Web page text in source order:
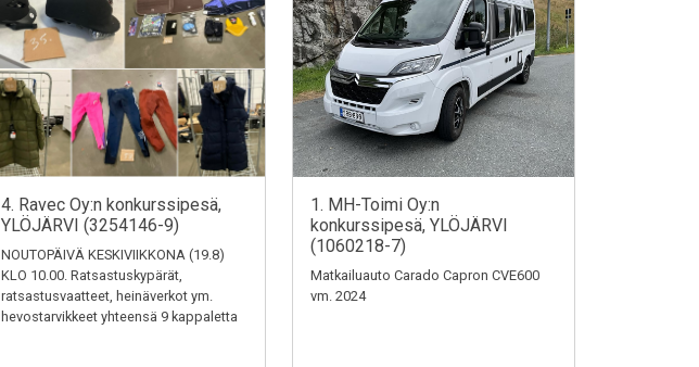
4. Ravec Oy:n konkurssipesä,
YLÖJÄRVI (3254146-9)
NOUTOPÄIVÄ KESKIVIIKKONA (19.8)
KLO 10.00. Ratsastuskypärät,
ratsastusvaatteet, heinäverkot ym.
hevostarvikkeet yhteensä 9 kappaletta
1. MH-Toimi Oy:n
konkurssipesä, YLÖJÄRVI
(1060218-7)
Matkailuauto Carado Capron CVE600
vm. 2024